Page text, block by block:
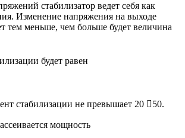
стабилизатор ведет себя как
Изменение напряжения на выходе
тем меньше, чем больше будет величина
будет равен
стабилизации не превышает 20 50.
мощность